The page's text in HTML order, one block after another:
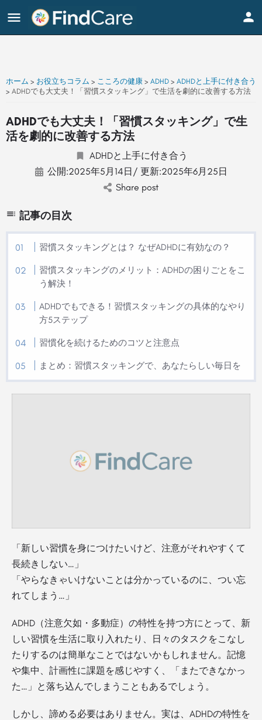
ホーム > お役立ちコラム > こころの健康 > ADHD > ADHDと上手に付き合う
> ADHDでも大丈夫！「習慣スタッキング」で生活を劇的に改善する方法
ADHDでも大丈夫！「習慣スタッキング」で生
活を劇的に改善する方法
ADHDと上手に付き合う
公開:2025年5月14日 / 更新:2025年6月25日
Share post
記事の目次
習慣スタッキングとは？ なぜADHDに有効なの？
習慣スタッキングのメリット：ADHDの困りごとをこ
う解決！
ADHDでもできる！習慣スタッキングの具体的なやり
方5ステップ
習慣化を続けるためのコツと注意点
まとめ：習慣スタッキングで、あなたらしい毎日を
「新しい習慣を身につけたいけど、注意がそれやすくて
長続きしない…」
「やらなきゃいけないことは分かっているのに、つい忘
れてしまう…」
ADHD（注意欠如・多動症）の特性を持つ方にとって、新
しい習慣を生活に取り入れたり、日々のタスクをこなし
たりするのは簡単なことではないかもしれません。記憶
や集中、計画性に課題を感じやすく、「またできなかっ
た…」と落ち込んでしまうこともあるでしょう。
しかし、諦める必要はありません。実は、ADHDの特性を